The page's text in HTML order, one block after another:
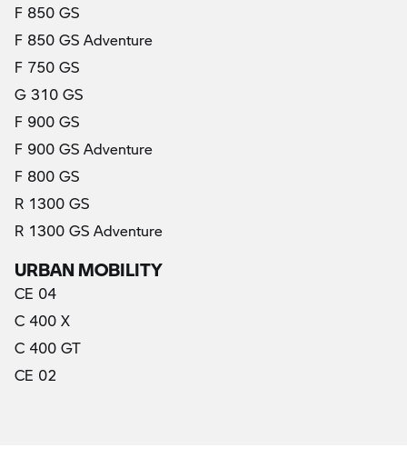
F 850 GS
F 850 GS Adventure
F 750 GS
G 310 GS
F 900 GS
F 900 GS Adventure
F 800 GS
R 1300 GS
R 1300 GS Adventure
URBAN MOBILITY
CE 04
C 400 X
C 400 GT
CE 02